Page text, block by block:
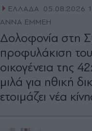
ΕΛΛΑΔΑ 05.08.2026
ΑΝΝΑ ΕΜΜΕΗ
Δολοφονία στη
προφυλάκιση
οικογένεια της
μιλά για ηθική
ετοιμάζει νέα